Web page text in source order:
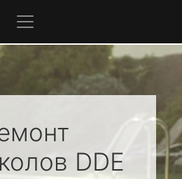
DDE